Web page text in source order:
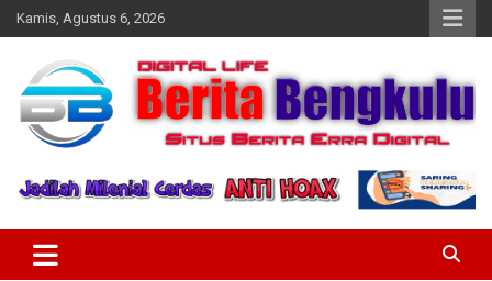
Skip
to
Kamis, Agustus 6, 2026
Beritabengkulu.id